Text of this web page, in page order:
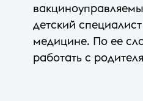
детский
медицине. По ее
работать с